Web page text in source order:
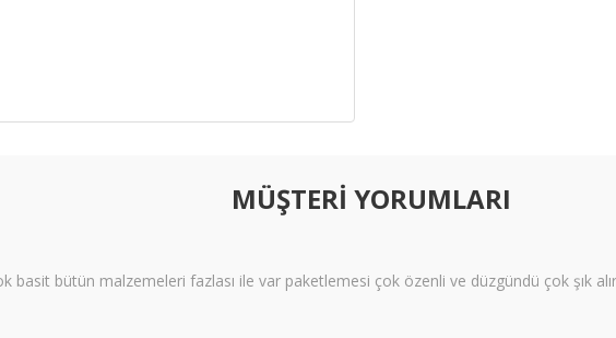
MÜŞTERİ YORUMLARI
basit bütün malzemeleri fazlası ile var paketlemesi çok özenli ve düzgündü çok şık